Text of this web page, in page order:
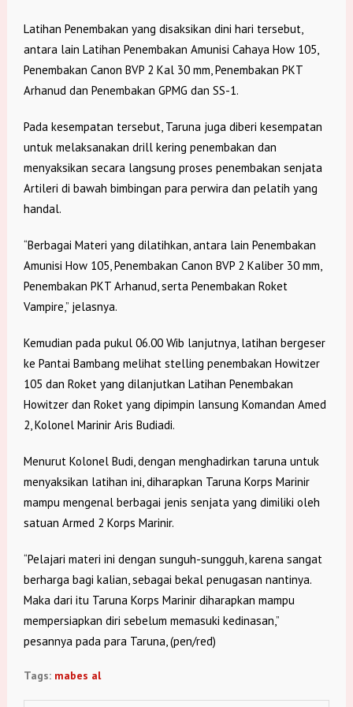
Latihan Penembakan yang disaksikan dini hari tersebut,
antara lain Latihan Penembakan Amunisi Cahaya How 105,
Penembakan Canon BVP 2 Kal 30 mm, Penembakan PKT
Arhanud dan Penembakan GPMG dan SS-1.
Pada kesempatan tersebut, Taruna juga diberi kesempatan
untuk melaksanakan drill kering penembakan dan
menyaksikan secara langsung proses penembakan senjata
Artileri di bawah bimbingan para perwira dan pelatih yang
handal.
“Berbagai Materi yang dilatihkan, antara lain Penembakan
Amunisi How 105, Penembakan Canon BVP 2 Kaliber 30 mm,
Penembakan PKT Arhanud, serta Penembakan Roket
Vampire,” jelasnya.
Kemudian pada pukul 06.00 Wib lanjutnya, latihan bergeser
ke Pantai Bambang melihat stelling penembakan Howitzer
105 dan Roket yang dilanjutkan Latihan Penembakan
Howitzer dan Roket yang dipimpin lansung Komandan Amed
2, Kolonel Marinir Aris Budiadi.
Menurut Kolonel Budi, dengan menghadirkan taruna untuk
menyaksikan latihan ini, diharapkan Taruna Korps Marinir
mampu mengenal berbagai jenis senjata yang dimiliki oleh
satuan Armed 2 Korps Marinir.
“Pelajari materi ini dengan sunguh-sungguh, karena sangat
berharga bagi kalian, sebagai bekal penugasan nantinya.
Maka dari itu Taruna Korps Marinir diharapkan mampu
mempersiapkan diri sebelum memasuki kedinasan,”
pesannya pada para Taruna, (pen/red)
Tags: mabes al